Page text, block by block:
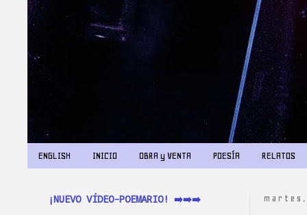
ENGLISH INICIO OBRA y VENTA POESÍA RELATOS
¡NUEVO VÍDEO-POEMARIO! ➡️➡️➡️